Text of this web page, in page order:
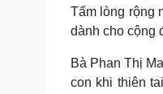
Tấm lòng rộng
dành cho cộng
Bà Phan Thị
con khi thiên